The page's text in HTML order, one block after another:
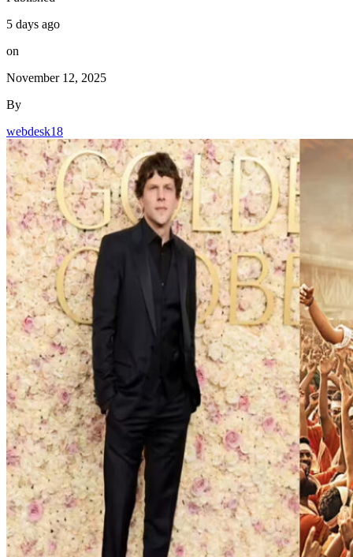
5 days ago
on
November 12, 2025
By
webdesk18